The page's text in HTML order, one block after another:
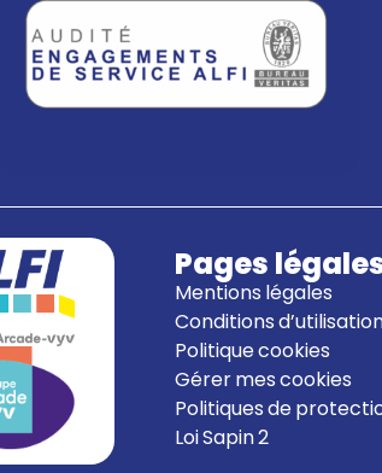
Pages
Mentions légales
Conditions
Politique cookies
Gérer mes cookies
Politiques de
Loi Sapin 2